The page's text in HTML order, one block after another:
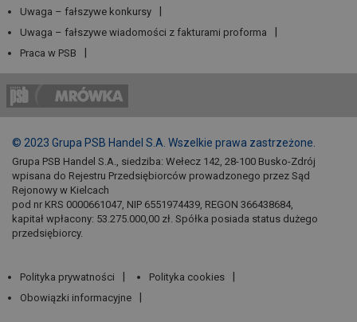
Uwaga – fałszywe konkursy
Uwaga – fałszywe wiadomości z fakturami proforma
Praca w PSB
© 2023 Grupa PSB Handel S.A. Wszelkie prawa zastrzeżone.
Grupa PSB Handel S.A., siedziba: Wełecz 142, 28-100 Busko-Zdrój
wpisana do Rejestru Przedsiębiorców prowadzonego przez Sąd
Rejonowy w Kielcach
pod nr KRS 0000661047, NIP 6551974439, REGON 366438684,
kapitał wpłacony: 53.275.000,00 zł. Spółka posiada status dużego
przedsiębiorcy.
Polityka prywatności
Polityka cookies
Obowiązki informacyjne